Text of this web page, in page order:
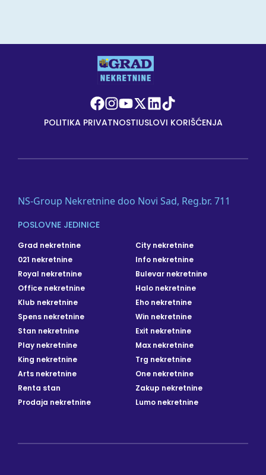
POLITIKA PRIVATNOSTIUSLOVI KORIŠĆENJA
NS-Group Nekretnine doo Novi Sad, Reg.br. 711
POSLOVNE JEDINICE
Grad nekretnine
City nekretnine
021 nekretnine
Info nekretnine
Royal nekretnine
Bulevar nekretnine
Office nekretnine
Halo nekretnine
Klub nekretnine
Eho nekretnine
Spens nekretnine
Win nekretnine
Stan nekretnine
Exit nekretnine
Play nekretnine
Max nekretnine
King nekretnine
Trg nekretnine
Arts nekretnine
One nekretnine
Renta stan
Zakup nekretnine
Prodaja nekretnine
Lumo nekretnine